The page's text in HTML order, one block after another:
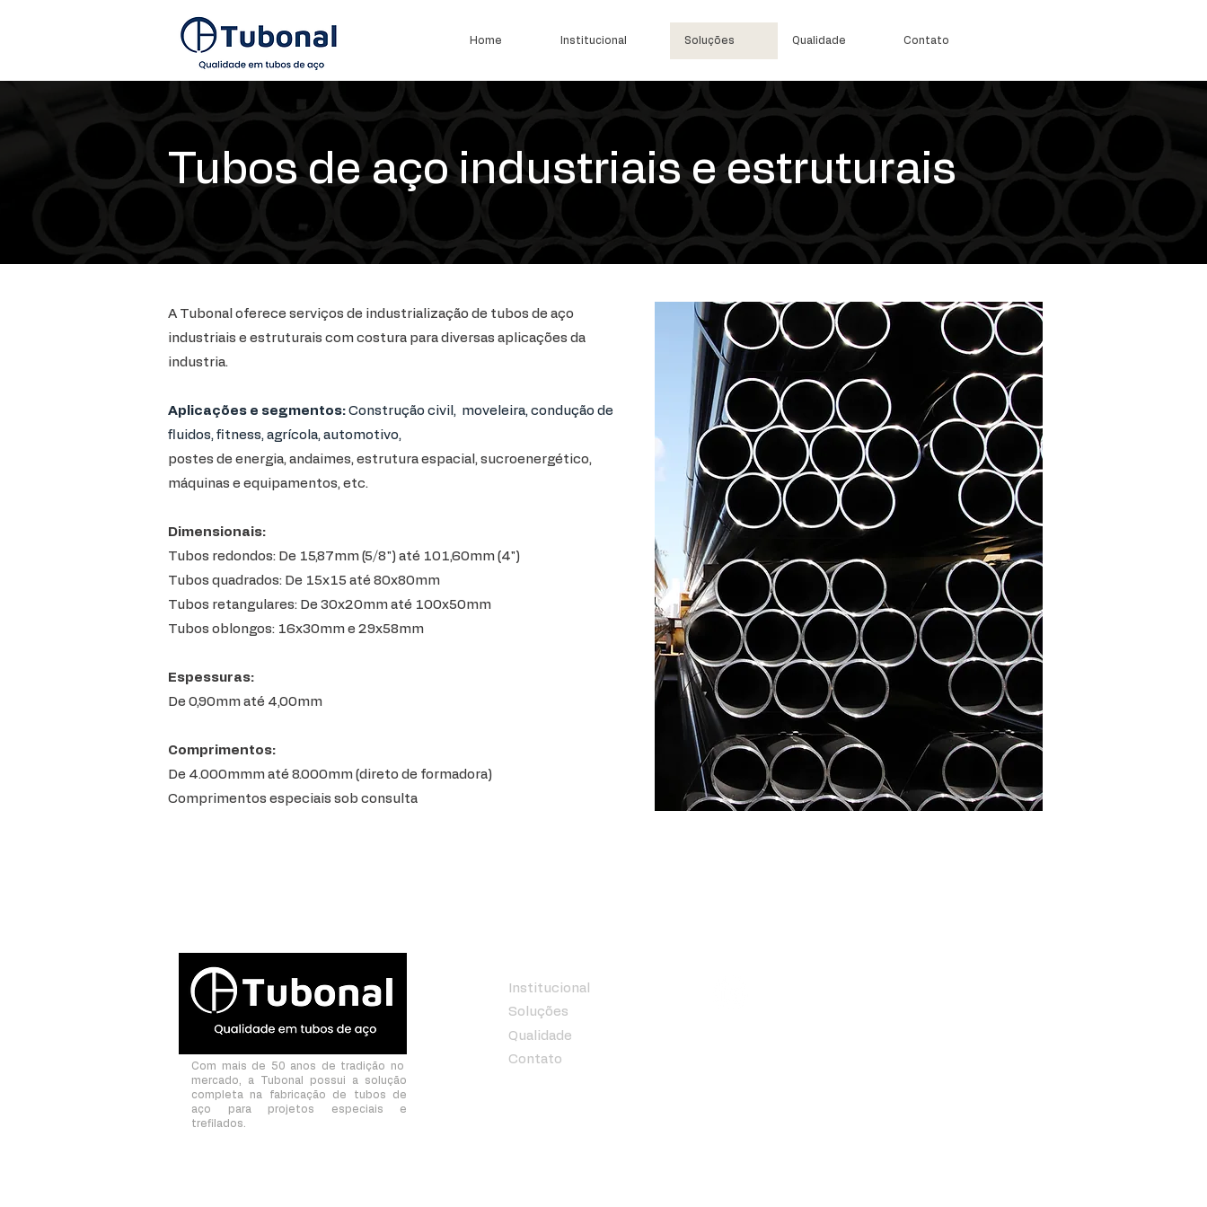
Home Institucional Soluções Qualidade Contato
Tubos de aço industriais e estruturais
A Tubonal oferece serviços de industrialização de tubos de aço
industriais e estruturais com costura para diversas aplicações da
industria.
Aplicações e segmentos: Construção civil, moveleira, condução de
fluidos, fitness, agrícola, automotivo,
postes de energia, andaimes, estrutura espacial, sucroenergético,
máquinas e equipamentos, etc.
Dimensionais:
Tubos redondos: De 15,87mm (5/8") até 101,60mm (4")
Tubos quadrados: De 15x15 até 80x80mm
Tubos retangulares: De 30x20mm até 100x50mm
Tubos oblongos: 16x30mm e 29x58mm
Espessuras:
De 0,90mm até 4,00mm
Comprimentos:
De 4.000mmm até 8.000mm (direto de formadora)
Comprimentos especiais sob consulta
Com mais de 50 anos de tradição no
mercado, a Tubonal possui a solução
completa na fabricação de tubos de
aço para projetos especiais e
trefilados.
Institucional
Soluções
Qualidade
Contato